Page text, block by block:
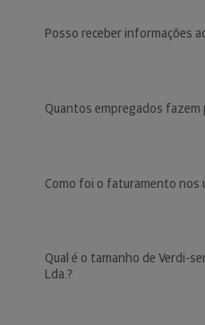
Posso receber informações
Quantos empregados fazem
Como foi o faturamento nos
Qual é o tamanho de Verdi-
Lda.?